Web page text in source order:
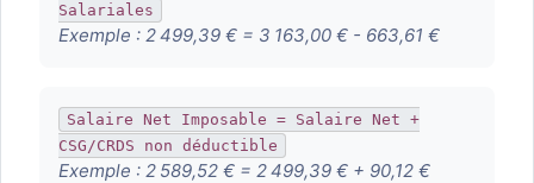
Salariales
Exemple : 2 499,39 € = 3 163,00 € - 663,61 €
Salaire Net Imposable = Salaire Net +
CSG/CRDS non déductible
Exemple : 2 589,52 € = 2 499,39 € + 90,12 €